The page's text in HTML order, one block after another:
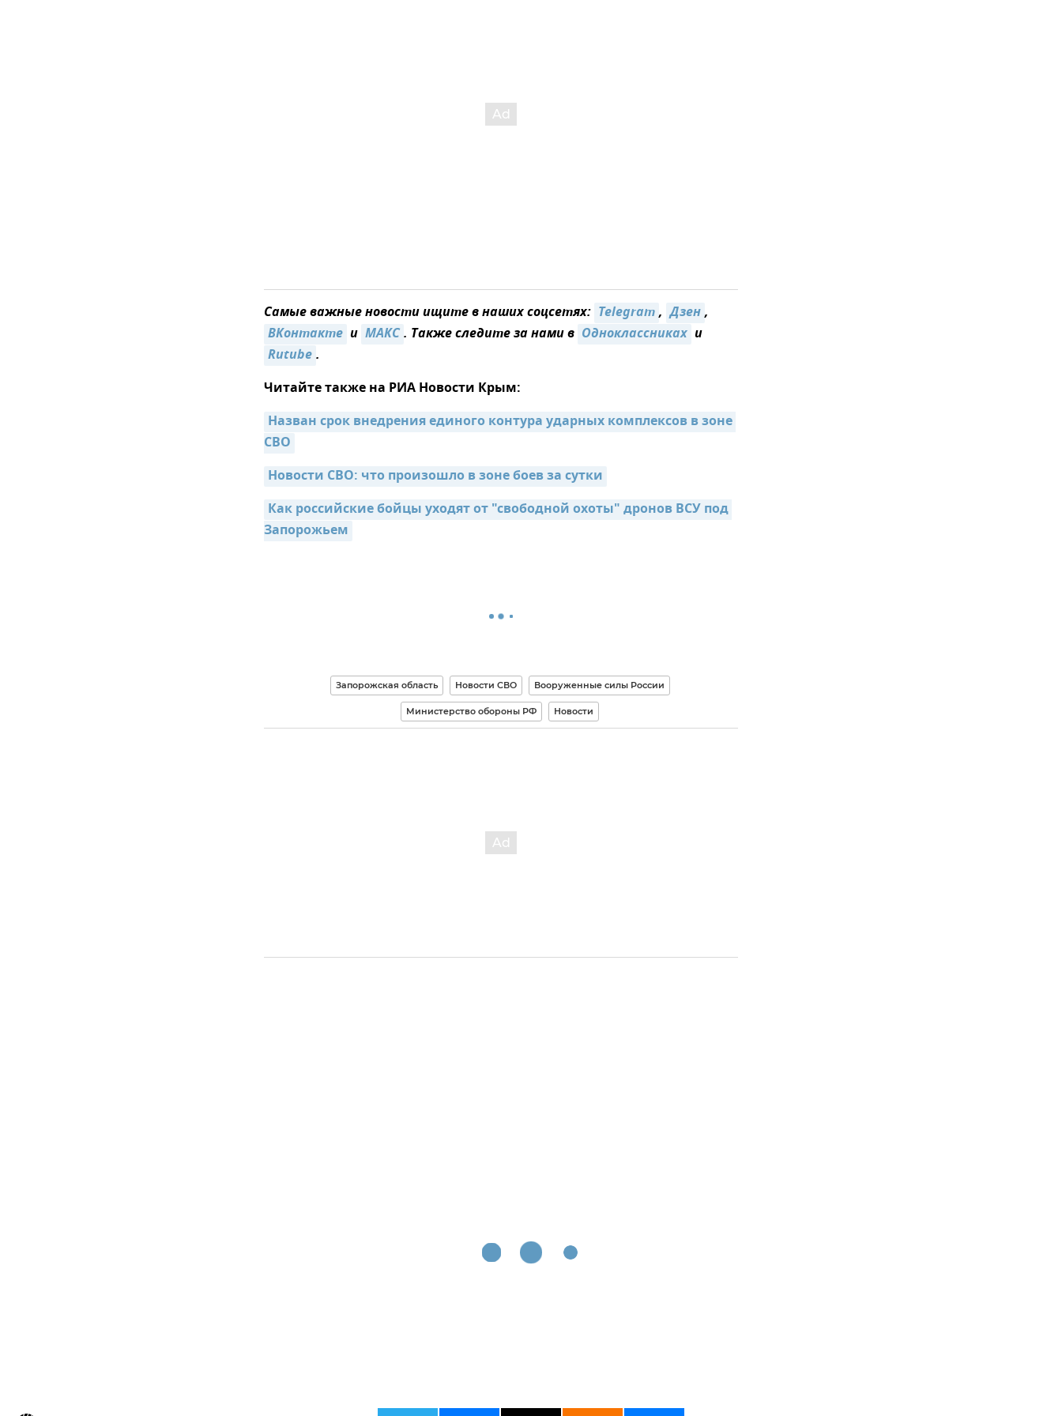
Самые важные новости ищите в наших соцсетях: Telegram, Дзен,
ВКонтакте и MAКС. Также следите за нами в Одноклассниках и
Rutube.
Читайте также на РИА Новости Крым:
Назван срок внедрения единого контура ударных комплексов в зоне
СВО
Новости СВО: что произошло в зоне боев за сутки
Как российские бойцы уходят от "свободной охоты" дронов ВСУ под
Запорожьем
Запорожская область Новости СВО Вооруженные силы России
Министерство обороны РФ Новости